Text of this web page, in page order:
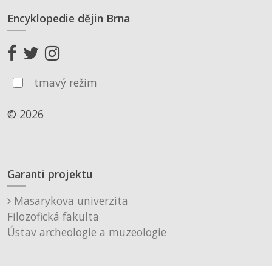
Encyklopedie dějin Brna
tmavý režim
© 2026
Garanti projektu
Masarykova univerzita
Filozofická fakulta
Ústav archeologie a muzeologie